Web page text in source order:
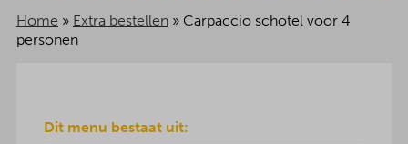
Home » Extra bestellen» Carpaccio schotel voor 4
personen
Dit menu bestaat uit: